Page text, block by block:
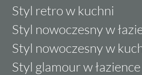
Styl retro w kuchni
Styl nowoczesny w
Styl nowoczesny w
Styl glamour w łazience